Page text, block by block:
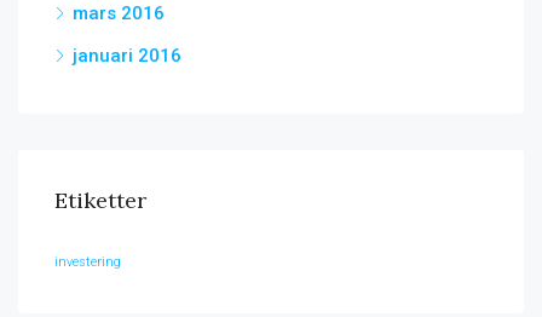
mars 2016
januari 2016
Etiketter
investering